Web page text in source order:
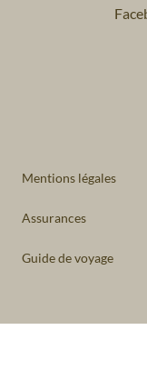
Mentions légales
Assurances
Guide de voyage